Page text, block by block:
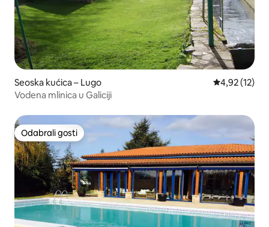
Seoska kućica – Lugo Prosječna
4,92 (12)
Vodena mlinica u Galiciji
Odabrali gosti
Odabrali gosti